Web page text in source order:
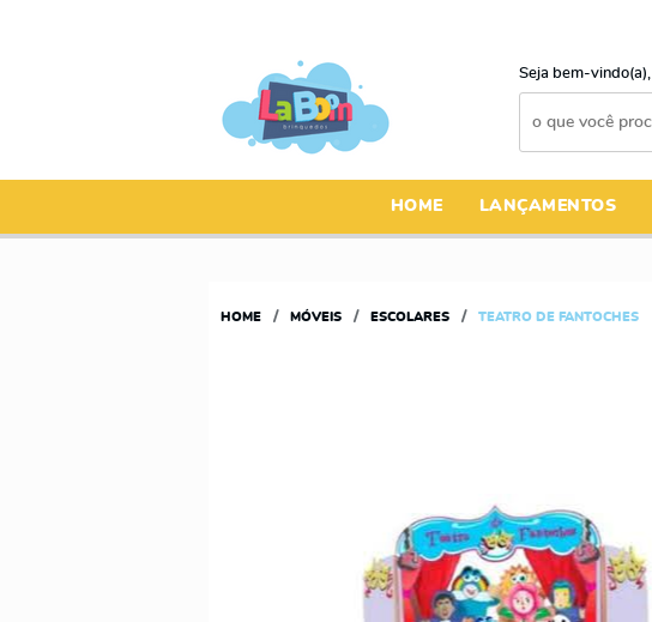
Seja bem-vindo(a),
HOME LANÇAMENTOS
HOME MÓVEIS ESCOLARES TEATRO DE FANTOCHES